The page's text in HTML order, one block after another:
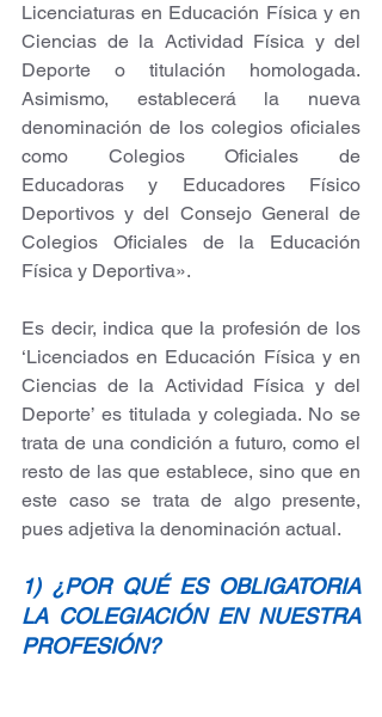
Licenciaturas en Educación Física y en
Ciencias de la Actividad Física y del
Deporte o titulación homologada.
Asimismo, establecerá la nueva
denominación de los colegios oficiales
como Colegios Oficiales de
Educadoras y Educadores Físico
Deportivos y del Consejo General de
Colegios Oficiales de la Educación
Física y Deportiva».
Es decir, indica que la profesión de los
‘Licenciados en Educación Física y en
Ciencias de la Actividad Física y del
Deporte’ es titulada y colegiada. No se
trata de una condición a futuro, como el
resto de las que establece, sino que en
este caso se trata de algo presente,
pues adjetiva la denominación actual.
1) ¿POR QUÉ ES OBLIGATORIA
LA COLEGIACIÓN EN NUESTRA
PROFESIÓN?